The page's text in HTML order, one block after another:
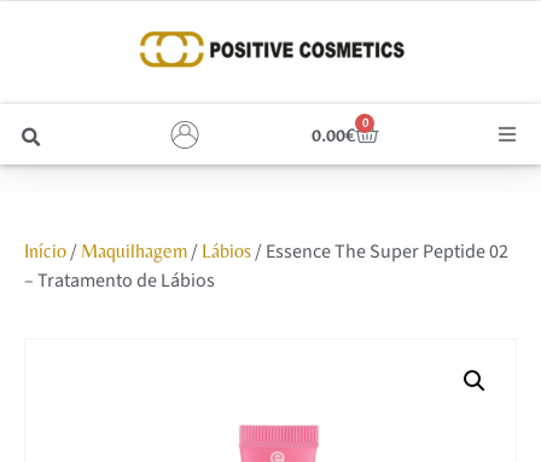
0.00€
0
Unhas
Início/ Maquilhagem/ Lábios/ Essence The Super Peptide 02
– Tratamento de Lábios